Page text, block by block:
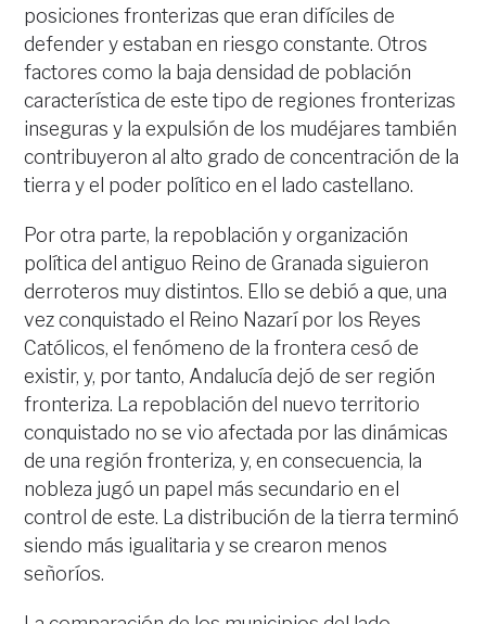
posiciones fronterizas que eran difíciles de
defender y estaban en riesgo constante. Otros
factores como la baja densidad de población
característica de este tipo de regiones fronterizas
inseguras y la expulsión de los mudéjares también
contribuyeron al alto grado de concentración de la
tierra y el poder político en el lado castellano.
Por otra parte, la repoblación y organización
política del antiguo Reino de Granada siguieron
derroteros muy distintos. Ello se debió a que, una
vez conquistado el Reino Nazarí por los Reyes
Católicos, el fenómeno de la frontera cesó de
existir, y, por tanto, Andalucía dejó de ser región
fronteriza. La repoblación del nuevo territorio
conquistado no se vio afectada por las dinámicas
de una región fronteriza, y, en consecuencia, la
nobleza jugó un papel más secundario en el
control de este. La distribución de la tierra terminó
siendo más igualitaria y se crearon menos
señoríos.